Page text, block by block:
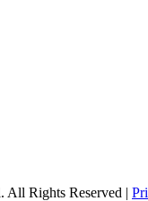
. All Rights Reserved |